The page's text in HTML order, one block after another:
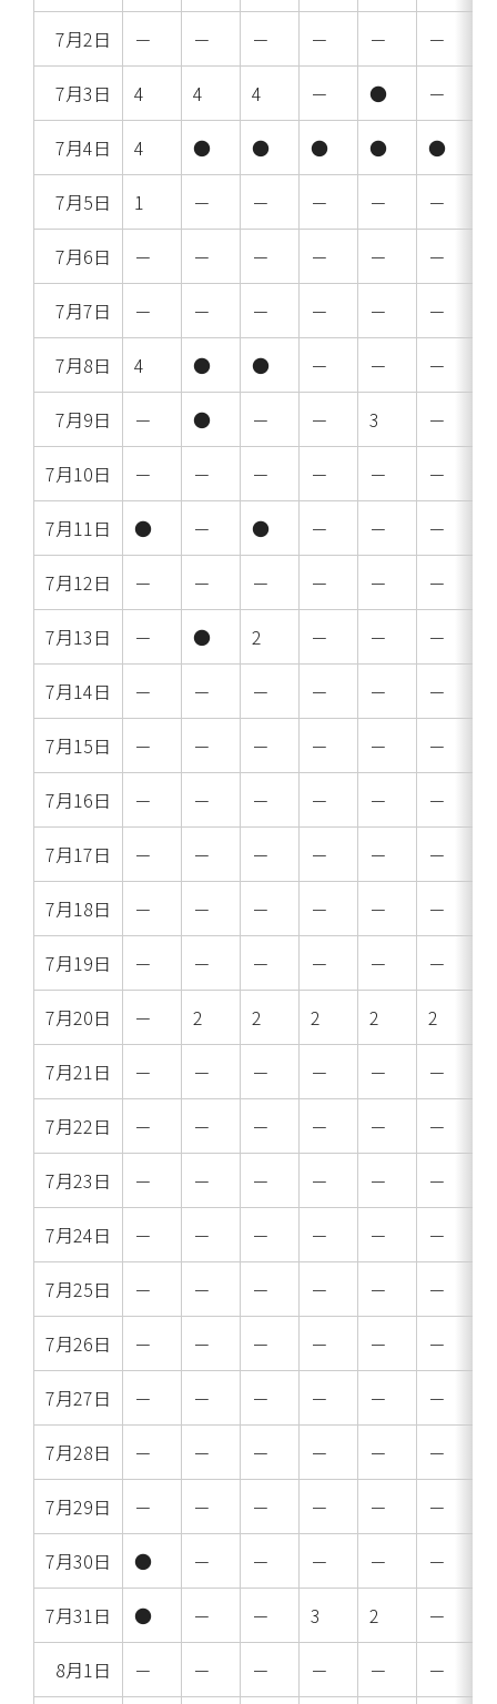
7月2日 － － － － － －
7月3日 4 4 4 － ● －
7月4日 4 ● ● ● ● ●
7月5日 1 － － － － －
7月6日 － － － － － －
7月7日 － － － － － －
7月8日 4 ● ● － － －
7月9日 － ● － － 3 －
7月10日 － － － － － －
7月11日 ● － ● － － －
7月12日 － － － － － －
7月13日 － ● 2 － － －
7月14日 － － － － － －
7月15日 － － － － － －
7月16日 － － － － － －
7月17日 － － － － － －
7月18日 － － － － － －
7月19日 － － － － － －
7月20日 － 2 2 2 2 2
7月21日 － － － － － －
7月22日 － － － － － －
7月23日 － － － － － －
7月24日 － － － － － －
7月25日 － － － － － －
7月26日 － － － － － －
7月27日 － － － － － －
7月28日 － － － － － －
7月29日 － － － － － －
7月30日 ● － － － － －
7月31日 ● － － 3 2 －
8月1日 － － － － － －